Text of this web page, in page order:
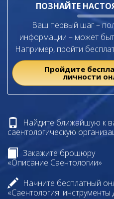
ПОЗНАЙТЕ
Ваш первый шаг –
информации – может
Например, пройти
Пройдите
личности
Найдите ближайшую к
саентологическую
Закажите брошюру
«Описание Саентологии»
Начните бесплатный
«Саентология: инструменты